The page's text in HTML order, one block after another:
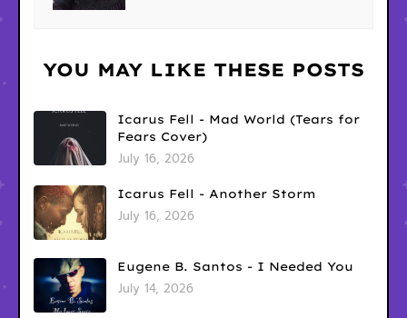
YOU MAY LIKE THESE POSTS
Icarus Fell - Mad World (Tears for
Fears Cover)
July 16, 2026
Icarus Fell - Another Storm
July 16, 2026
Eugene B. Santos - I Needed You
July 14, 2026